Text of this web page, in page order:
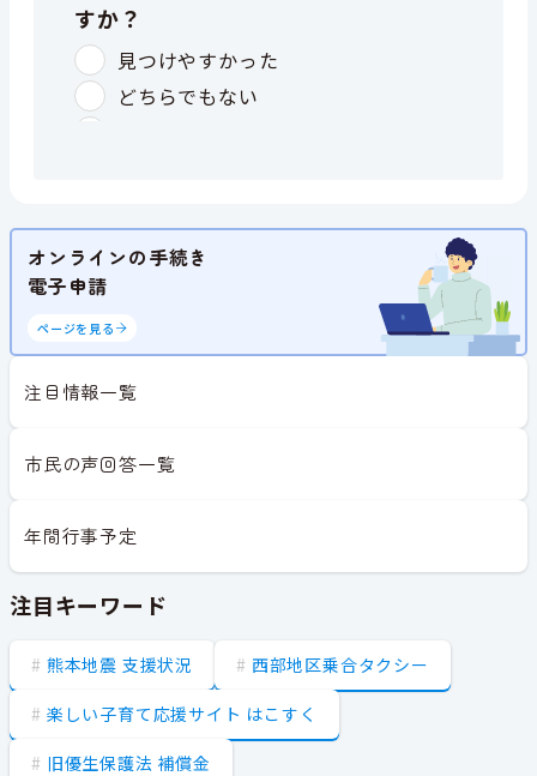
オンラインの手続き
電子申請
ページを見る
注目情報一覧
市民の声回答一覧
年間行事予定
注目キーワード
熊本地震 支援状況 西部地区乗合タクシー
楽しい子育て応援サイト はこすく
旧優生保護法 補償金